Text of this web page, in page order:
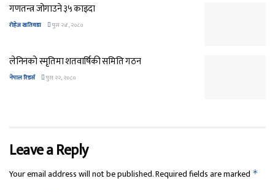
गणतन्त्र जोगाउने ३५ काइदा
रोहेज खतिवडा पुस २४, २०८०
लेनिनको स्मृतिमा शतवार्षिकी समिति गठन
नेपाल रिडर्स पुस २२, २०८०
Leave a Reply
Your email address will not be published.Required fields are marked *